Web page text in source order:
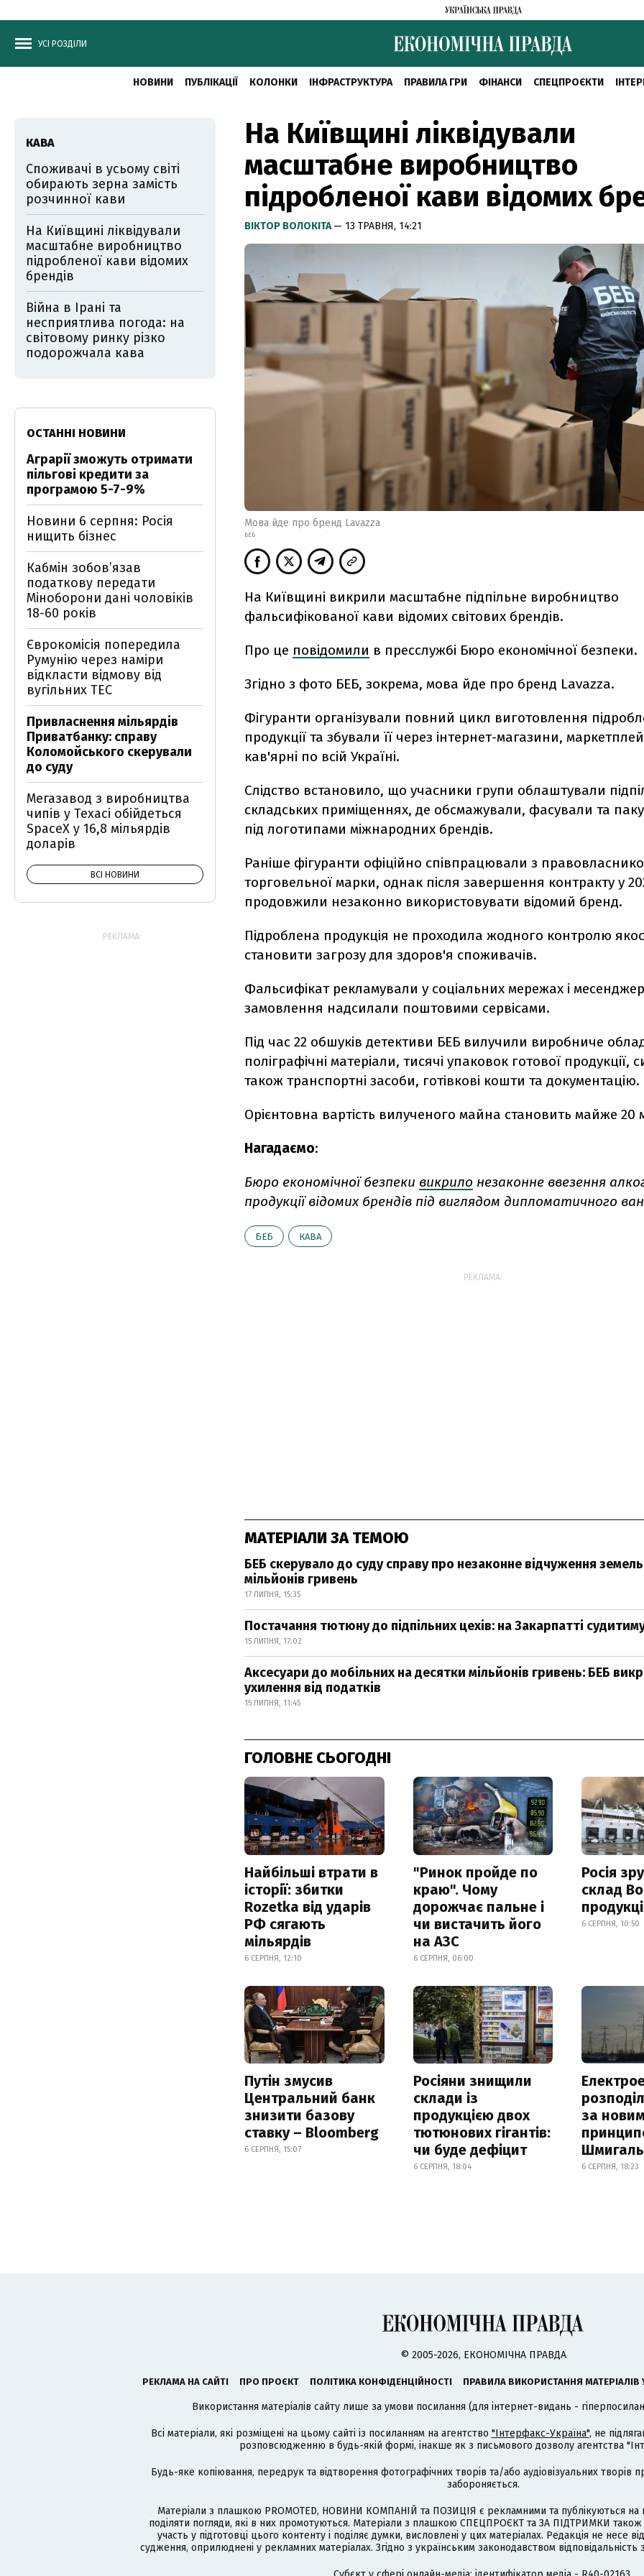
УСІ РОЗДІЛИ
НОВИНИ ПУБЛІКАЦІЇ КОЛОНКИ ІНФРАСТРУКТУРА ПРАВИЛА ГРИ ФІНАНСИ СПЕЦПРОЄКТИ
На Київщині ліквідували
масштабне виробництво
підробленої кави відомих
ВІКТОР ВОЛОКІТА— 13 ТРАВНЯ, 14:21
Мова йде про бренд Lavazza
БЕБ
На Київщині викрили масштабне підпільне виробництво
фальсифікованої кави відомих світових брендів.
Про це повідомили в пресслужбі Бюро економічної безпеки.
Згідно з фото БЕБ, зокрема, мова йде про бренд Lavazza.
Фігуранти організували повний цикл виготовлення
продукції та збували її через інтернет-магазини,
кав'ярні по всій Україні.
Слідство встановило, що учасники групи облаштували
складських приміщеннях, де обсмажували, фасували та
під логотипами міжнародних брендів.
Раніше фігуранти офіційно співпрацювали з
торговельної марки, однак після завершення контракту у
продовжили незаконно використовувати відомий бренд.
Підроблена продукція не проходила жодного контролю
становити загрозу для здоров'я споживачів.
Фальсифікат рекламували у соціальних мережах і
замовлення надсилали поштовими сервісами.
Під час 22 обшуків детективи БЕБ вилучили виробниче
поліграфічні матеріали, тисячі упаковок готової продукції,
також транспортні засоби, готівкові кошти та документацію.
Орієнтовна вартість вилученого майна становить майже 20
Нагадаємо:
Бюро економічної безпеки викрило незаконне ввезення
продукції відомих брендів під виглядом дипломатичного
БЕБ КАВА
РЕКЛАМА:
МАТЕРІАЛИ ЗА ТЕМОЮ
БЕБ скерувало до суду справу про незаконне відчуження
мільйонів гривень
17 ЛИПНЯ, 15:35
Постачання тютюну до підпільних цехів: на Закарпатті
15 ЛИПНЯ, 17:02
Аксесуари до мобільних на десятки мільйонів гривень: БЕБ
ухилення від податків
15 ЛИПНЯ, 11:45
ГОЛОВНЕ СЬОГОДНІ
Найбільші втрати в
історії: збитки
Rozetka від ударів
РФ сягають
мільярдів
6 СЕРПНЯ, 12:10
"Ринок пройде по
краю". Чому
дорожчає пальне і
чи вистачить його
на АЗС
6 СЕРПНЯ, 06:00
Росія
склад
6 СЕРПНЯ, 10:50
Путін змусив
Центральний банк
знизити базову
ставку – Bloomberg
6 СЕРПНЯ, 15:07
Росіяни знищили
склади із
продукцією двох
тютюнових гігантів:
чи буде дефіцит
6 СЕРПНЯ, 18:04
за
Шмигаль
6 СЕРПНЯ, 18:23
КАВА
Споживачі в усьому світі
обирають зерна замість
розчинної кави
На Київщині ліквідували
масштабне виробництво
підробленої кави відомих
брендів
Війна в Ірані та
несприятлива погода: на
світовому ринку різко
подорожчала кава
ОСТАННІ НОВИНИ
Аграрії зможуть отримати
пільгові кредити за
програмою 5-7-9%
Новини 6 серпня: Росія
нищить бізнес
Кабмін зобовʼязав
податкову передати
Міноборони дані чоловіків
18-60 років
Єврокомісія попередила
Румунію через наміри
відкласти відмову від
вугільних ТЕС
Привласнення мільярдів
Приватбанку: справу
Коломойського скерували
до суду
Мегазавод з виробництва
чипів у Техасі обійдеться
SpaceX у 16,8 мільярдів
доларів
ВСІ НОВИНИ
РЕКЛАМА:
© 2005-2026, ЕКОНОМІЧНА ПРАВДА
РЕКЛАМА НА САЙТІ ПРО ПРОЄКТ ПОЛІТИКА КОНФІДЕНЦІЙНОСТІ ПРАВИЛА ВИКОРИСТАННЯ МАТЕРІАЛІВ
Використання матеріалів сайту лише за умови посилання (для інтернет-видань -
Всі матеріали, які розміщені на цьому сайті із посиланням на агентство "Інтерфакс-Україна", не
розповсюдженню в будь-якій формі, інакше як з письмового дозволу агентства
Будь-яке копіювання, передрук та відтворення фотографічних творів та/або аудіовізуальних
забороняється.
Матеріали з плашкою PROMOTED, НОВИНИ КОМПАНІЙ та ПОЗИЦІЯ є рекламними та публікуються на
поділяти погляди, які в них промотуються. Матеріали з плашкою СПЕЦПРОЄКТ та ЗА ПІДТРИМКИ
участь у підготовці цього контенту і поділяє думки, висловлені у цих матеріалах. Редакція не несе
судження, оприлюднені у рекламних матеріалах. Згідно з українським законодавством